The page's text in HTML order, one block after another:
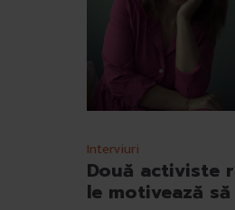
Interviuri
Două activiste
le motivează